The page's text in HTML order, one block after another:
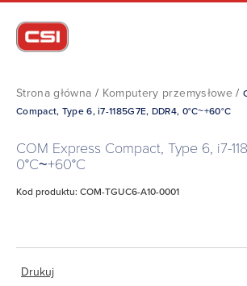
Strona główna / Komputery przemysłowe /
Compact, Type 6, i7-1185G7E, DDR4, 0°C~+60°C
COM Express Compact, Type 6, i7-
0°C~+60°C
Kod produktu: COM-TGUC6-A10-0001
Drukuj